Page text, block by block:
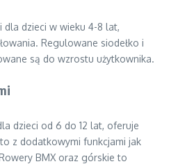
dzieci w wieku 4-8 lat,
Regulowane siodełko i
są do wzrostu użytkownika.
dzieci od 6 do 12 lat, oferuje
z dodatkowymi funkcjami jak
BMX oraz górskie to